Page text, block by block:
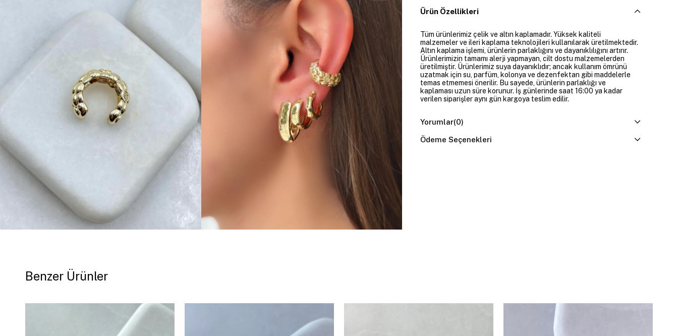
Ürün Özellikleri
Tüm ürünlerimiz çelik ve altın kaplamadır. Yüksek kaliteli
malzemeler ve ileri kaplama teknolojileri kullanılarak üretilmektedir.
Altın kaplama işlemi, ürünlerin parlaklığını ve dayanıklılığını artırır.
Ürünlerimizin tamamı alerji yapmayan, cilt dostu malzemelerden
üretilmiştir. Ürünlerimiz suya dayanıklıdır; ancak kullanım ömrünü
uzatmak için su, parfüm, kolonya ve dezenfektan gibi maddelerle
temas etmemesi önerilir. Bu sayede, ürünlerin parlaklığı ve
kaplaması uzun süre korunur. İş günlerinde saat 16:00 ya kadar
verilen siparişler aynı gün kargoya teslim edilir.
Yorumlar(0)
Ödeme Seçenekleri
Benzer Ürünler